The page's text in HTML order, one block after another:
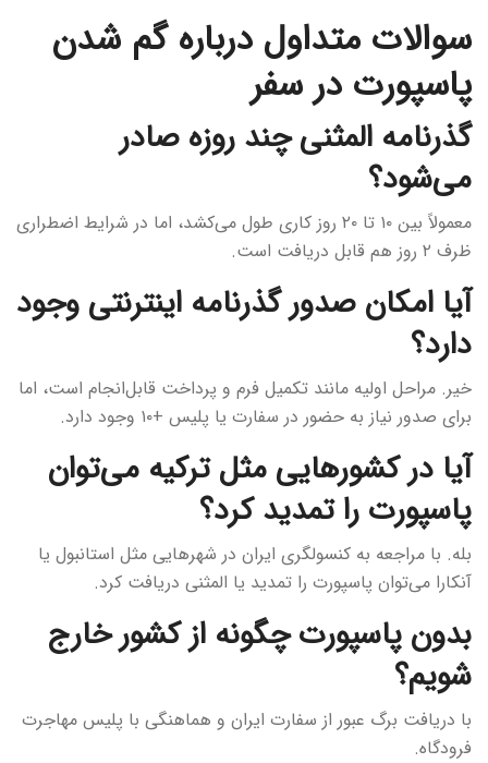
سوالات متداول درباره گم شدن
پاسپورت در سفر
گذرنامه المثنی چند روزه صادر
می‌شود؟
معمولاً بین ۱۰ تا ۲۰ روز کاری طول می‌کشد، اما در شرایط اضطراری
ظرف ۲ روز هم قابل دریافت است.
آیا امکان صدور گذرنامه اینترنتی وجود
دارد؟
خیر. مراحل اولیه مانند تکمیل فرم و پرداخت قابل‌انجام است، اما
برای صدور نیاز به حضور در سفارت یا پلیس +۱۰ وجود دارد.
آیا در کشورهایی مثل ترکیه می‌توان
پاسپورت را تمدید کرد؟
بله. با مراجعه به کنسولگری ایران در شهرهایی مثل استانبول یا
آنکارا می‌توان پاسپورت را تمدید یا المثنی دریافت کرد.
بدون پاسپورت چگونه از کشور خارج
شویم؟
با دریافت برگ عبور از سفارت ایران و هماهنگی با پلیس مهاجرت
فرودگاه.